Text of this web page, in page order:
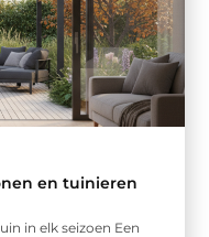
en tuinieren
in elk seizoen Een